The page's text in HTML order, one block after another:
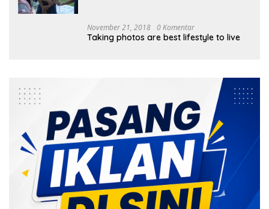
November 21, 2018 0 Komentar
Taking photos are best lifestyle to live